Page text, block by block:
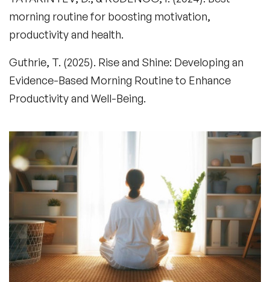
morning routine for boosting motivation,
productivity and health.
Guthrie, T. (2025). Rise and Shine: Developing an
Evidence-Based Morning Routine to Enhance
Productivity and Well-Being.